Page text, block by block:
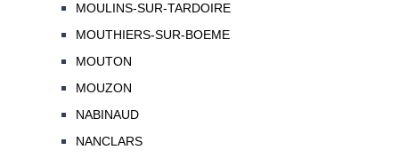
MOULINS-SUR-TARDOIRE
MOUTHIERS-SUR-BOEME
MOUTON
MOUZON
NABINAUD
NANCLARS